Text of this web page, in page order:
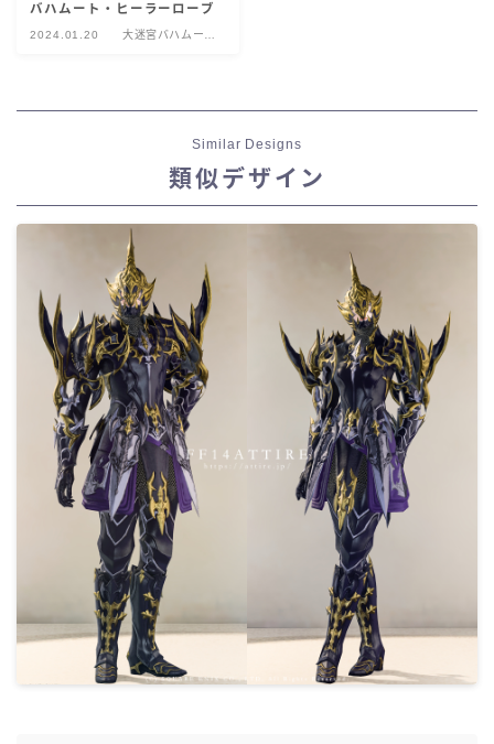
バハムート・ヒーラーローブ
2024.01.20
大迷宮バハムー
Similar Designs
類似デザイン